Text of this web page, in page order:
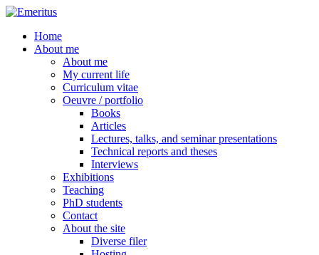
Skip
main
content
search
Menu
Home
About me
About me
My current life
Curriculum vitae
Oeuvre / portfolio
Books
Articles
Lectures, talks, and seminar presentations
Technical reports and theses
Interviews
Exhibitions
Teaching
PhD students
Contact
About the site
Diverse filer